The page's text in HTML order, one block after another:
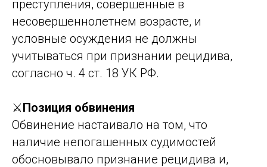
преступления, совершенные в
несовершеннолетнем возрасте, и
условные осуждения не должны
учитываться при признании рецидива,
согласно ч. 4 ст. 18 УК РФ.
⚔️Позиция обвинения
Обвинение настаивало на том, что
наличие непогашенных судимостей
обосновывало признание рецидива и,